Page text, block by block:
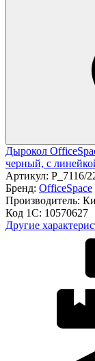
Дырокол
черный, с
Артикул: P_7116/
Бренд: OfficeSpace
Производитель:
Код 1С: 10570627
Другие